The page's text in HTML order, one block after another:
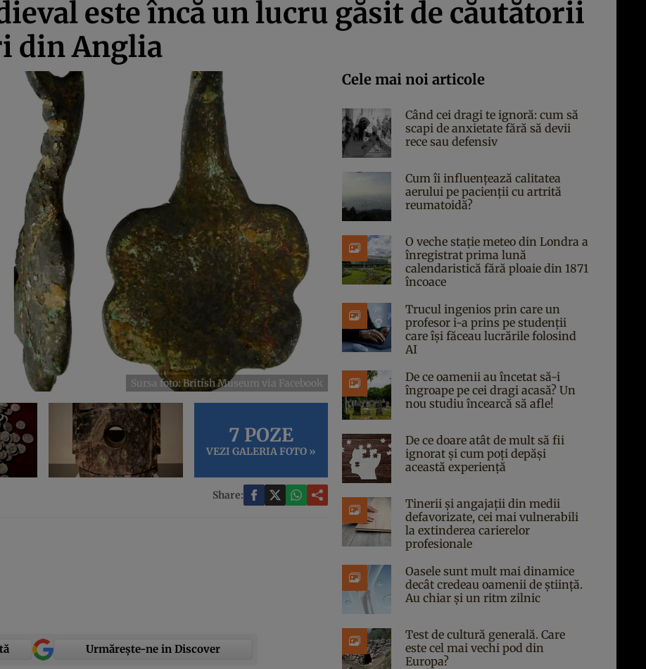
este încă un lucru găsit de căutătorii
din Anglia
Sursa foto: British Museum via Facebook
7 POZE
VEZI GALERIA FOTO »
Share:
Urmărește-ne in Discover
Cele mai noi articole
Când cei dragi te ignoră: cum să
scapi de anxietate fără să devii
rece sau defensiv
Cum îi influențează calitatea
aerului pe pacienții cu artrită
reumatoidă?
O veche stație meteo din Londra a
înregistrat prima lună
calendaristică fără ploaie din 1871
încoace
Trucul ingenios prin care un
profesor i-a prins pe studenții
care își făceau lucrările folosind
AI
De ce oamenii au încetat să-i
îngroape pe cei dragi acasă? Un
nou studiu încearcă să afle!
De ce doare atât de mult să fii
ignorat și cum poți depăși
această experiență
Tinerii și angajații din medii
defavorizate, cei mai vulnerabili
la extinderea carierelor
profesionale
Oasele sunt mult mai dinamice
decât credeau oamenii de știință.
Au chiar și un ritm zilnic
Test de cultură generală. Care
este cel mai vechi pod din
Europa?